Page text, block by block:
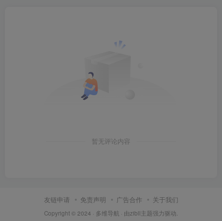
暂无评论内容
友链申请 免责声明 广告合作 关于我们
Copyright © 2024 · 多维导航 · 由zibll主题强力驱动.